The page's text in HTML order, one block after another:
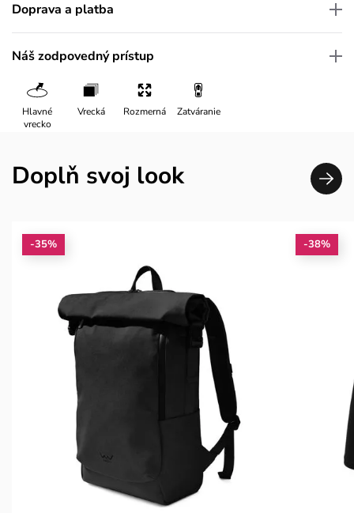
Doprava a platba
Náš zodpovedný prístup
Hlavné
vrecko
Vrecká Rozmerná Zatváranie
Doplň svoj look
-35% -38%